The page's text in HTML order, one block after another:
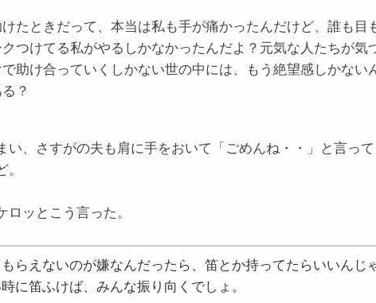
たときだって、本当は私も手が痛かったんだけど、誰も目
つけてる私がやるしかなかったんだよ？元気な人たちが気
助け合っていくしかない世の中には、もう絶望感しかない
？
い、さすがの夫も肩に手をおいて「ごめんね・・」と言っ
ッとこう言った。
らえないのが嫌なんだったら、笛とか持ってたらいいんじ
に笛ふけば、みんな振り向くでしょ。